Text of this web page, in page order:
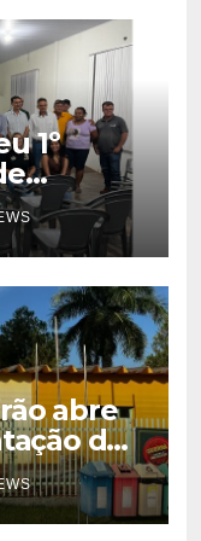
1º
o
abre
de